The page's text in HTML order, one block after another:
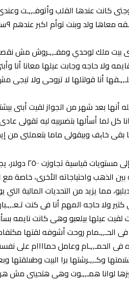
بيت ملك لوحدي ومفـ,,ـروش مش
ولا حاجه وجابت عيلها معانا أنا
أنا قولتلها لا تروحى ولا تيجى
أنها بعد شهر من الجواز لقيت أبنى
لما أسألها بتضىربيه ليه تقولى
بقى خاېف وبيقولى ماما بتعملنى من
مع وصول أونصة
الذهب واحتياجاته الأخرى، خاصة مع
مما يزيد من التحديات المالية التي
ولا حاجه المهم أنا فى كنت
عيلها بيلعبو وهى كانت نايمه
الحـ,,ـمام روحت أشوفه لقتها
فى الحمـ,,ـام وعامل حماااام على
وكـ,,ـرشتها برا البيت
لوانا ھمـ,,ـوت وهى هتحينى مش